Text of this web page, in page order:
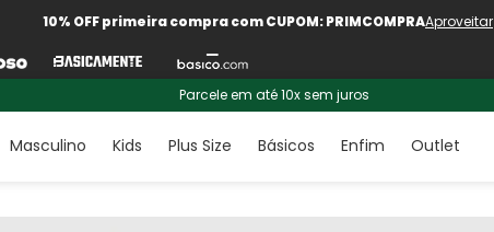
10% OFF primeira compra com CUPOM: PRIMCOMPRAAproveitar
Parcele em até 10x sem juros
Masculino Kids Plus Size Básicos Enfim Outlet